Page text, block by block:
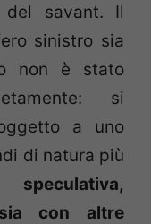
del savant. Il
sinistro sia
non è stato
si
a uno
di natura più
sia con altre